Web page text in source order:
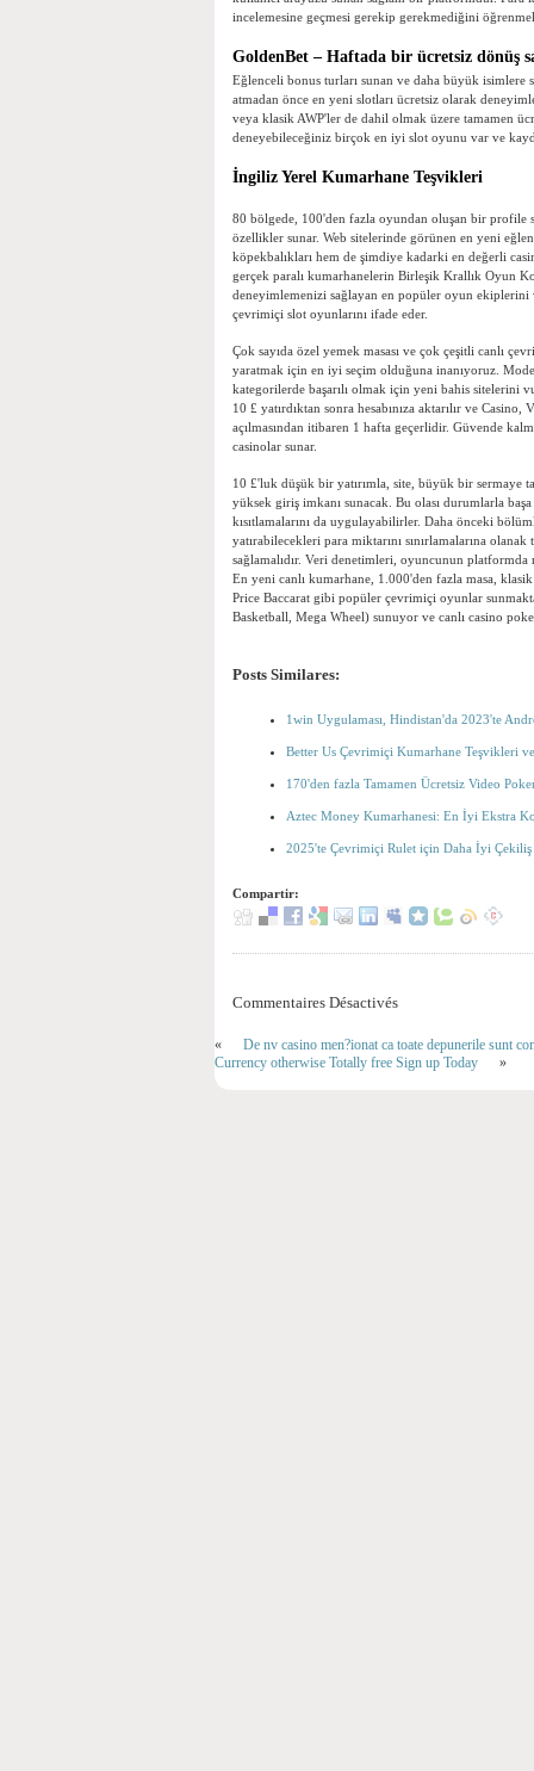
incelemesine geçmesi gerekip gerekmediğini
GoldenBet – Haftada bir ücretsiz dönüş
Eğlenceli bonus turları sunan ve daha büyük
atmadan önce en yeni slotları ücretsiz olarak
veya klasik AWP'ler de dahil olmak üzere tamamen
deneyebileceğiniz birçok en iyi slot oyunu var ve
İngiliz Yerel Kumarhane Teşvikleri
80 bölgede, 100'den fazla oyundan oluşan bir profile
özellikler sunar. Web sitelerinde görünen en yeni
köpekbalıkları hem de şimdiye kadarki en değerli
gerçek paralı kumarhanelerin Birleşik Krallık Oyun
deneyimlemenizi sağlayan en popüler oyun
çevrimiçi slot oyunlarını ifade eder.
Çok sayıda özel yemek masası ve çok çeşitli canlı
yaratmak için en iyi seçim olduğuna inanıyoruz.
kategorilerde başarılı olmak için yeni bahis sitelerini
10 £ yatırdıktan sonra hesabınıza aktarılır ve
açılmasından itibaren 1 hafta geçerlidir. Güvende
casinolar sunar.
10 £'luk düşük bir yatırımla, site, büyük bir sermaye
yüksek giriş imkanı sunacak. Bu olası durumlarla
kısıtlamalarını da uygulayabilirler. Daha önceki
yatırabilecekleri para miktarını sınırlamalarına
sağlamalıdır. Veri denetimleri, oyuncunun
En yeni canlı kumarhane, 1.000'den fazla masa,
Price Baccarat gibi popüler çevrimiçi oyunlar
Basketball, Mega Wheel) sunuyor ve canlı casino
Posts Similares:
1win Uygulaması, Hindistan'da 2023'te
Better Us Çevrimiçi Kumarhane Teşvikleri
170'den fazla Tamamen Ücretsiz Video
Aztec Money Kumarhanesi: En İyi Ekstra
2025'te Çevrimiçi Rulet için Daha İyi
Compartir:
Commentaires Désactivés
«
De nv casino men?ionat ca toate depunerile sunt
Currency otherwise Totally free Sign up Today
»